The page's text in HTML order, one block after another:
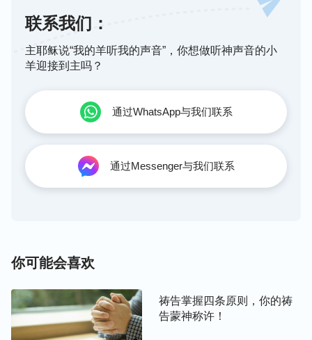
达到合一，就得背叛自身的撒但性情，不再狂妄自
是、持守自己，就如经上记载的：“
说：当除掉冠，摘下冕，景况必不再像先前；要使卑
者升为高，使高者降为卑。
们要做个肯降卑自己的人，越降卑的人在神那儿越尊
贵，因为这样的人有理智。所以啊，放下自己，降卑
下来，与别人互相商量、沟通，听取别人的意见，这
是我们和谐配搭的一个前提。
寻求者：哦，这么一说呀，我明白点了，我平时确实
不能和谐呢！
主持人（千寻）：感谢神！渴慕姊妹，你能领受到这
儿，我们为你感到高兴。咱们身体有了病痛得找到病
源，才好对症下药，我们灵里的光景也一样，得找到
联系我们：
主耶稣说“我的羊听我的声音”，你想做听神声音的小
羊迎接到主吗？
通过WhatsApp与我们联系
通过Messenger与我们联系
你可能会喜欢
祷告掌握四条原则，你的祷
告蒙神称许！